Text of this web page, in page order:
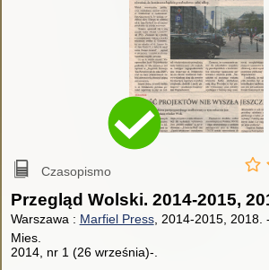
Czasopismo
Przegląd Wolski. 2014-2015,
Warszawa : Marfiel Press, 2014-2015, 2018. -
Mies.
2014, nr 1 (26 września)-.